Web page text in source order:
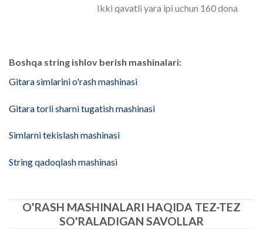
Ikki qavatli yara ipi uchun 160 dona
Boshqa string ishlov berish mashinalari:
Gitara simlarini o'rash mashinasi
Gitara torli sharni tugatish mashinasi
Simlarni tekislash mashinasi
String qadoqlash mashinasi
O'RASH MASHINALARI HAQIDA TEZ-TEZ
SO'RALADIGAN SAVOLLAR